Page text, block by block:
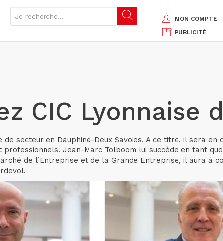
MON COMPTE
PUBLICITÉ
CIC Lyonnaise
secteur en Dauphiné-Deux Savoies. A ce titre, il sera
Jean-Marc Tolboom lui succède en tant
de l’Entreprise et de la Grande Entreprise, il aura à